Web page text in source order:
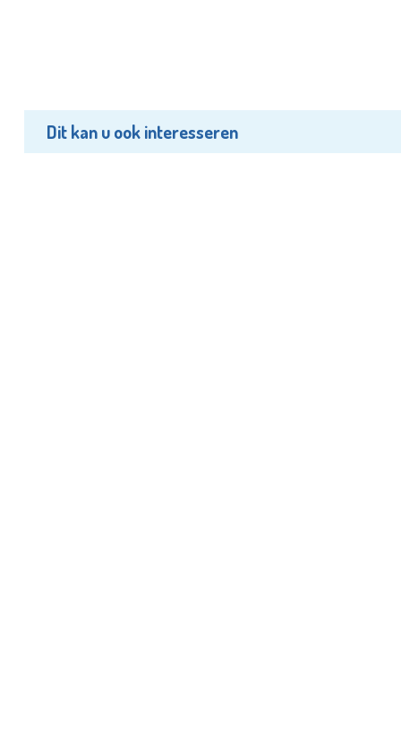
Dit kan u ook interesseren